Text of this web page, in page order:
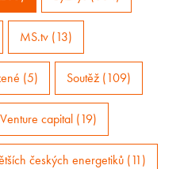
MS.tv (13)
(5) Soutěž (109)
Venture capital (19)
českých energetiků (11)